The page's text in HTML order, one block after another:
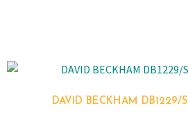
DAVID BECKHAM DB1229/S